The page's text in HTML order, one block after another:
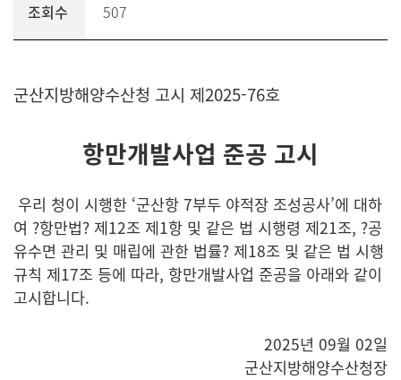
조회수 507
군산지방해양수산청 고시 제2025-76호
항만개발사업 준공 고시
우리 청이 시행한 ‘군산항 7부두 야적장 조성공사’에 대하
여 ?항만법? 제12조 제1항 및 같은 법 시행령 제21조, ?공
유수면 관리 및 매립에 관한 법률? 제18조 및 같은 법 시행
규칙 제17조 등에 따라, 항만개발사업 준공을 아래와 같이
고시합니다.
2025년 09월 02일
군산지방해양수산청장